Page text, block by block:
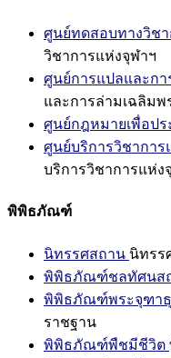
ศูนย์ทดสอบทางวิช
วิชาการแห่งจุฬาฯ
ศูนย์การแปลและกา
และการล่ามเฉลิมพ
ศูนย์กฎหมายเพื่อป
ศูนย์บริการวิชากา
บริการวิชาการแห่
พิพิธภัณฑ์
นิทรรศสถาน นิทรร
พิพิธภัณฑ์ชลทัศนส
พิพิธภัณฑ์พระจุฑา
ราชฐาน
พิพิธภัณฑ์พืชมีชีวิต